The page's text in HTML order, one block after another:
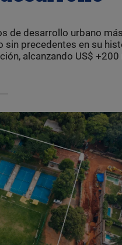
de desarrollo urbano
sin precedentes en su
alcanzando US$